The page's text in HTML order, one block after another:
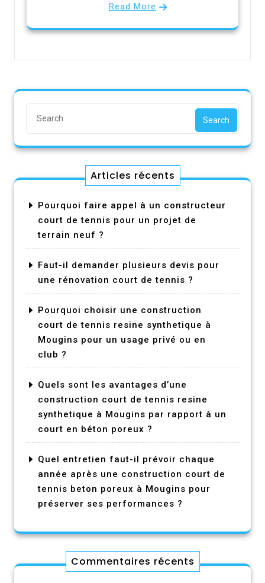
Read More
Search
Articles récents
Pourquoi faire appel à un constructeur
court de tennis pour un projet de
terrain neuf ?
Faut-il demander plusieurs devis pour
une rénovation court de tennis ?
Pourquoi choisir une construction
court de tennis resine synthetique à
Mougins pour un usage privé ou en
club ?
Quels sont les avantages d’une
construction court de tennis resine
synthetique à Mougins par rapport à un
court en béton poreux ?
Quel entretien faut-il prévoir chaque
année après une construction court de
tennis beton poreux à Mougins pour
préserver ses performances ?
Commentaires récents